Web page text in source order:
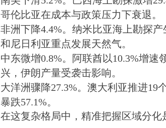
哥伦比亚在成本与政策压力下衰退。
非洲下降4.4%。 纳米比亚海上勘探
和尼日利亚重点发展天然气。
中东微增0.8%。 阿联酋以10.3%增速
兴，伊朗产量受袭击影响。
大洋洲骤降27.3%。 澳大利亚推进19
暴跌57.1%。
在这复杂格局中，精准把握区域分化